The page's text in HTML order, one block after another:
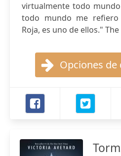
virtualmente todo
todo mundo me refiero
Roja, es uno de ellos."
Opciones de